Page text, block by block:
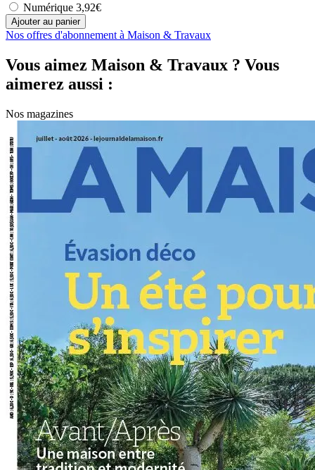
Numérique 3,92€
Nos offres d'abonnement à Maison & Travaux
Vous aimez Maison & Travaux ? Vous
aimerez aussi :
Nos magazines